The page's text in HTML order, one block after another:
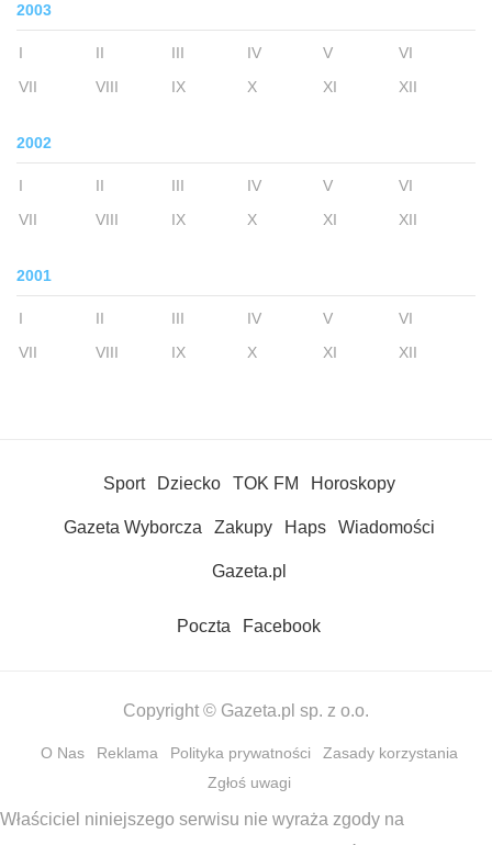
2003
I II III IV V
VI
VII
VIII IX X XI XII
2002
I II III IV V
VI
VII
VIII IX X XI XII
2001
I II III IV V
VI
VII
VIII IX X XI XII
Sport Dziecko TOK FM Horoskopy
Gazeta Wyborcza Zakupy Haps Wiadomości
Gazeta.pl
Poczta Facebook
Copyright © Gazeta.pl sp. z o.o.
O Nas Reklama Polityka prywatności
Zasady korzystania
Zgłoś uwagi
Właściciel niniejszego serwisu nie wyraża zgody na